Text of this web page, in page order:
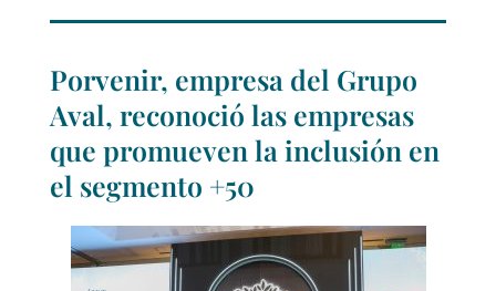
Porvenir, empresa del Grupo
Aval, reconoció las empresas
que promueven la inclusión en
el segmento +50